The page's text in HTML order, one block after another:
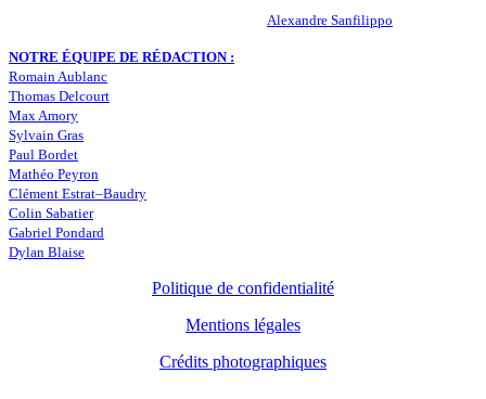
Alexandre Sanfilippo
NOTRE ÉQUIPE DE RÉDACTION :
Romain Aublanc
Thomas Delcourt
Max Amory
Sylvain Gras
Paul Bordet
Mathéo Peyron
Clément Estrat–Baudry
Colin Sabatier
Gabriel Pondard
Dylan Blaise
Politique de confidentialité
Mentions légales
Crédits photographiques